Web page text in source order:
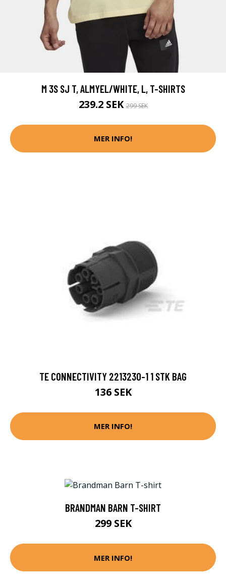
M 3S SJ T, ALMYEL/WHITE, L, T-SHIRTS
239.2 SEK299 SEK
MER INFO!
TE CONNECTIVITY 2213230-1 1 STK BAG
136 SEK
MER INFO!
BRANDMAN BARN T-SHIRT
299 SEK
MER INFO!